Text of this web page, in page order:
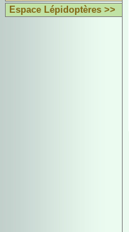
Espace Lépidoptères >>